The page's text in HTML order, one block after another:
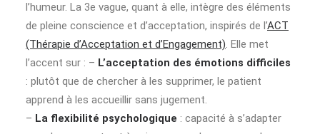
l’humeur. La 3e vague, quant à elle, intègre des éléments
de pleine conscience et d’acceptation, inspirés de l’ACT
(Thérapie d’Acceptation et d’Engagement). Elle met
l’accent sur : – L’acceptation des émotions difficiles
: plutôt que de chercher à les supprimer, le patient
apprend à les accueillir sans jugement.
– La flexibilité psychologique : capacité à s’adapter